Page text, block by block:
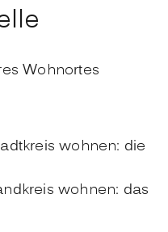
Wohnortes
wohnen: die
wohnen: das